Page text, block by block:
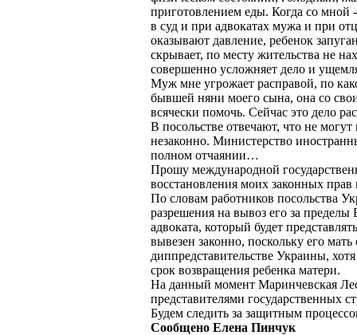
приготовлением еды. Когда со мной
в суд и при адвокатах мужа и при
оказывают давление, ребенок
скрывает, по месту жительства не
совершенно усложняет дело и
Муж мне угрожает расправой, по
бывшей няни моего сына, она со
всячески помочь. Сейчас это дело
В посольстве отвечают, что не
незаконно. Министерство
полном отчаянии…
Прошу международной
восстановления моих законных
По словам работников посольства
разрешения на вывоз его за
адвоката, который будет
вывезен законно, поскольку его
диппредставительстве Украины,
срок возвращения ребенка матери.
На данный момент Маринчевская
представителями государственных
Будем следить за защитным
Сообщено Елена Пинчук